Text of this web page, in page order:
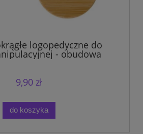
logopedyczne do
- obudowa
bambus.
9,90 zł
do koszyka